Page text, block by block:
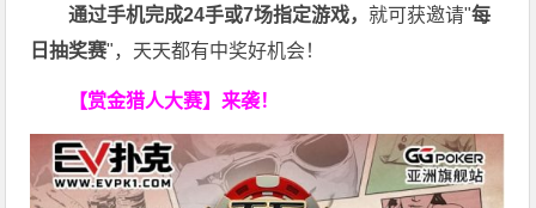
通过手机完成24手或7场指定游戏，就可获邀请"每
日抽奖赛"，天天都有中奖好机会！
【赏金猎人大赛】来袭！